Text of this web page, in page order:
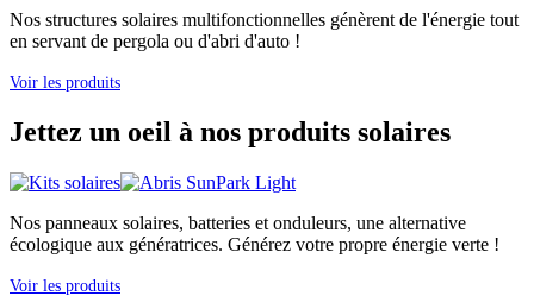
Nos structures solaires multifonctionnelles génèrent de l'énergie tout
en servant de pergola ou d'abri d'auto !
Voir les produits
Jettez un oeil à nos produits solaires
Nos panneaux solaires, batteries et onduleurs, une alternative
écologique aux génératrices. Générez votre propre énergie verte !
Voir les produits